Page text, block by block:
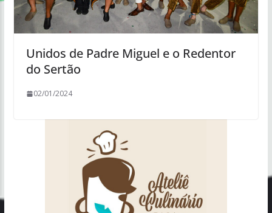
Unidos de Padre Miguel e o Redentor
do Sertão
02/01/2024